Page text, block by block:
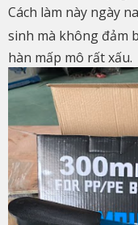
Cách làm này ngày
sinh mà không đảm
hàn mấp mô rất xấu.